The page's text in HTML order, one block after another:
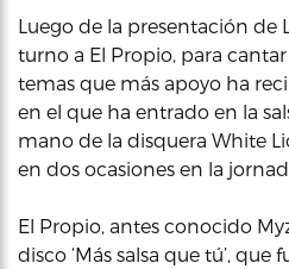
Luego de la presentación de
turno a El Propio, para cantar
temas que más apoyo ha
en el que ha entrado en la
mano de la disquera White
en dos ocasiones en la
El Propio, antes conocido
disco ‘Más salsa que tú’, que